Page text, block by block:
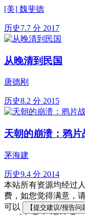
[美] 魏斐德
历史7.7 分 2017
从晚清到民国
唐德刚
历史8.2 分 2015
天朝的崩溃：鸦片
茅海建
历史9.4 分 2014
本站所有资源均经过
费，如您觉得满意，
可以
【提交建议/报告问